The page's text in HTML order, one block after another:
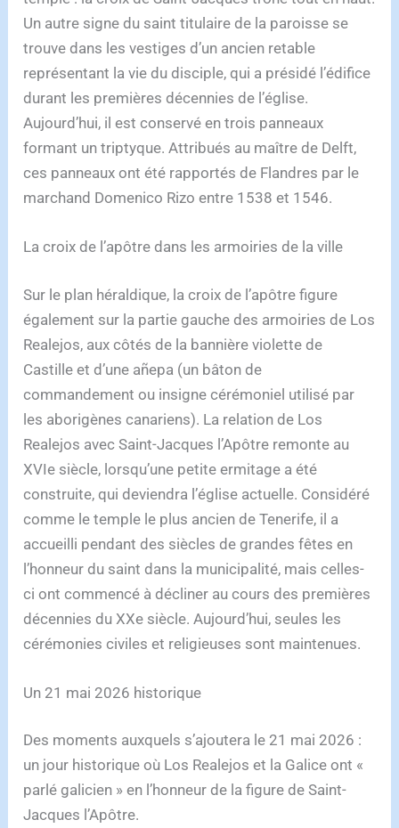
Un autre signe du saint titulaire de la paroisse se
trouve dans les vestiges d’un ancien retable
représentant la vie du disciple, qui a présidé l’édifice
durant les premières décennies de l’église.
Aujourd’hui, il est conservé en trois panneaux
formant un triptyque. Attribués au maître de Delft,
ces panneaux ont été rapportés de Flandres par le
marchand Domenico Rizo entre 1538 et 1546.
La croix de l’apôtre dans les armoiries de la ville
Sur le plan héraldique, la croix de l’apôtre figure
également sur la partie gauche des armoiries de Los
Realejos, aux côtés de la bannière violette de
Castille et d’une añepa (un bâton de
commandement ou insigne cérémoniel utilisé par
les aborigènes canariens). La relation de Los
Realejos avec Saint-Jacques l’Apôtre remonte au
XVIe siècle, lorsqu’une petite ermitage a été
construite, qui deviendra l’église actuelle. Considéré
comme le temple le plus ancien de Tenerife, il a
accueilli pendant des siècles de grandes fêtes en
l’honneur du saint dans la municipalité, mais celles-
ci ont commencé à décliner au cours des premières
décennies du XXe siècle. Aujourd’hui, seules les
cérémonies civiles et religieuses sont maintenues.
Un 21 mai 2026 historique
Des moments auxquels s’ajoutera le 21 mai 2026 :
un jour historique où Los Realejos et la Galice ont «
parlé galicien » en l’honneur de la figure de Saint-
Jacques l’Apôtre.